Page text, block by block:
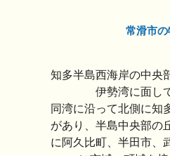
常滑市
知多半島西海岸の中央
伊勢湾に面し
同湾に沿って北側に知
があり、半島中央部の
に阿久比町、半田市、